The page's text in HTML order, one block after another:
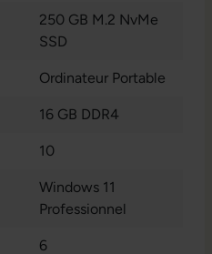
250 GB M.2 NvMe
SSD
Ordinateur Portable
16 GB DDR4
10
Windows 11
Professionnel
6